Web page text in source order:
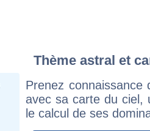
Thème astral et
Prenez connaissance
avec sa carte du ciel,
le calcul de ses